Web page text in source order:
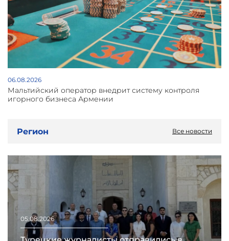
06.08.2026
Мальтийский оператор внедрит систему контроля
игорного бизнеса Армении
Регион Все новости
05.08.2026